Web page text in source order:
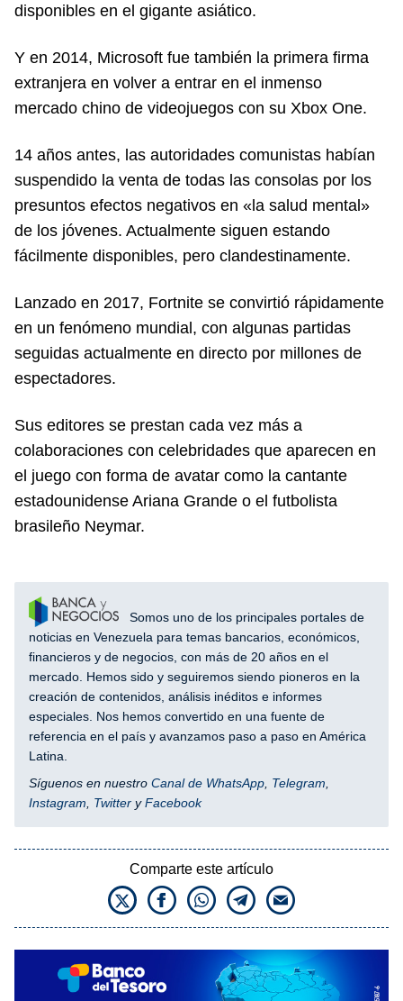
disponibles en el gigante asiático.
Y en 2014, Microsoft fue también la primera firma
extranjera en volver a entrar en el inmenso
mercado chino de videojuegos con su Xbox One.
14 años antes, las autoridades comunistas habían
suspendido la venta de todas las consolas por los
presuntos efectos negativos en «la salud mental»
de los jóvenes. Actualmente siguen estando
fácilmente disponibles, pero clandestinamente.
Lanzado en 2017, Fortnite se convirtió rápidamente
en un fenómeno mundial, con algunas partidas
seguidas actualmente en directo por millones de
espectadores.
Sus editores se prestan cada vez más a
colaboraciones con celebridades que aparecen en
el juego con forma de avatar como la cantante
estadounidense Ariana Grande o el futbolista
brasileño Neymar.
Somos uno de los principales portales de
noticias en Venezuela para temas bancarios, económicos,
financieros y de negocios, con más de 20 años en el
mercado. Hemos sido y seguiremos siendo pioneros en la
creación de contenidos, análisis inéditos e informes
especiales. Nos hemos convertido en una fuente de
referencia en el país y avanzamos paso a paso en América
Latina.
Síguenos en nuestro Canal de WhatsApp Telegram
Instagram
Twitter yFacebook
Comparte este artículo